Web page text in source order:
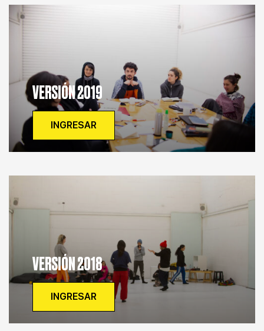
INGRESAR
VERSIÓN 2019
INGRESAR
VERSIÓN 2018